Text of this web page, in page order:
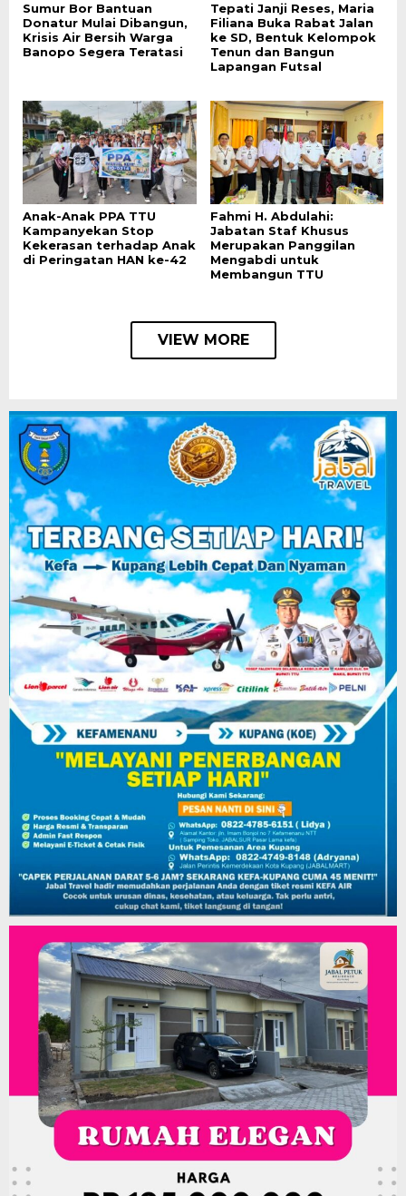
Sumur Bor Bantuan
Donatur Mulai Dibangun,
Krisis Air Bersih Warga
Banopo Segera Teratasi
Tepati Janji Reses, Maria
Filiana Buka Rabat Jalan
ke SD, Bentuk Kelompok
Tenun dan Bangun
Lapangan Futsal
Anak-Anak PPA TTU
Kampanyekan Stop
Kekerasan terhadap Anak
di Peringatan HAN ke-42
Fahmi H. Abdulahi:
Jabatan Staf Khusus
Merupakan Panggilan
Mengabdi untuk
Membangun TTU
VIEW MORE